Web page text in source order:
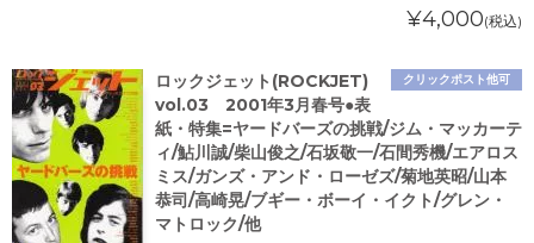
¥4,000(税込)
クリックポスト他可
ロックジェット(ROCKJET)
vol.03 2001年3月春号●表
紙・特集=ヤードバーズの挑戦/ジム・マッカーテ
ィ/鮎川誠/柴山俊之/石坂敬一/石間秀機/エアロス
ミス/ガンズ・アンド・ローゼズ/菊地英昭/山本
恭司/高崎晃/ブギー・ボーイ・イクト/グレン・
マトロック/他